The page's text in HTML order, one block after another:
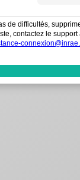
de difficultés,
contactez le